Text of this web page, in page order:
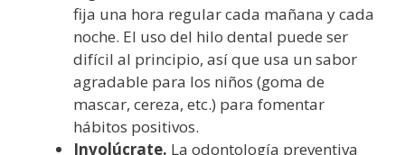
fija una hora regular cada mañana y cada
noche. El uso del hilo dental puede ser
difícil al principio, así que usa un sabor
agradable para los niños (goma de
mascar, cereza, etc.) para fomentar
hábitos positivos.
Involúcrate. La odontología preventiva